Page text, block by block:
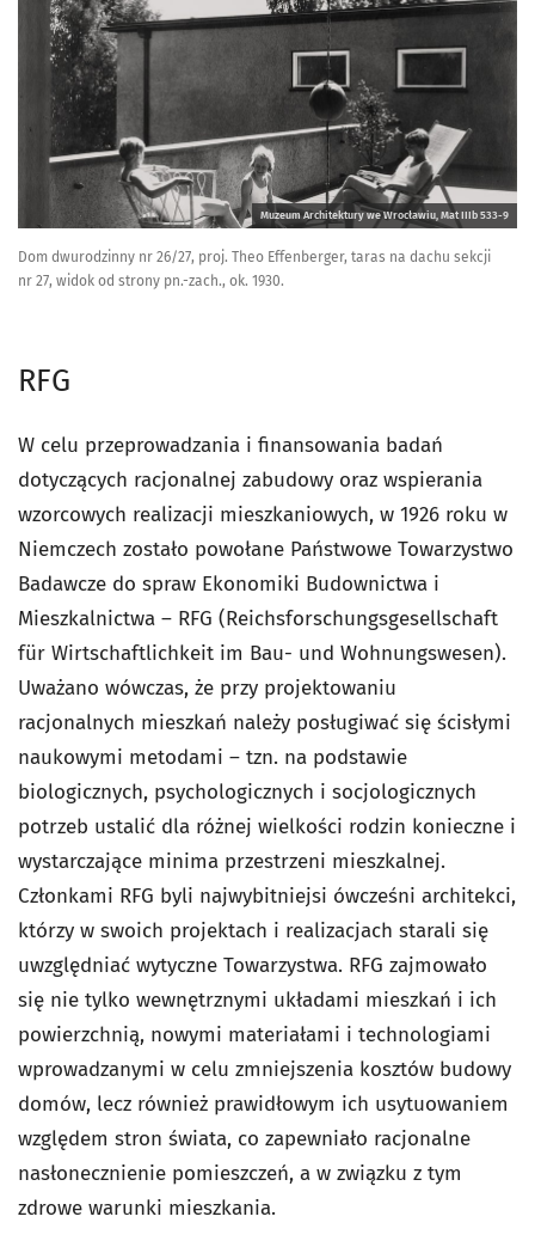
Muzeum Architektury we Wrocławiu, Mat IIIb 533-9
Dom dwurodzinny nr 26/27, proj. Theo Effenberger, taras na dachu sekcji
nr 27, widok od strony pn.-zach., ok. 1930.
RFG
W celu przeprowadzania i finansowania badań
dotyczących racjonalnej zabudowy oraz wspierania
wzorcowych realizacji mieszkaniowych, w 1926 roku w
Niemczech zostało powołane Państwowe Towarzystwo
Badawcze do spraw Ekonomiki Budownictwa i
Mieszkalnictwa – RFG (Reichsforschungsgesellschaft
für Wirtschaftlichkeit im Bau- und Wohnungswesen).
Uważano wówczas, że przy projektowaniu
racjonalnych mieszkań należy posługiwać się ścisłymi
naukowymi metodami – tzn. na podstawie
biologicznych, psychologicznych i socjologicznych
potrzeb ustalić dla różnej wielkości rodzin konieczne i
wystarczające minima przestrzeni mieszkalnej.
Członkami RFG byli najwybitniejsi ówcześni architekci,
którzy w swoich projektach i realizacjach starali się
uwzględniać wytyczne Towarzystwa. RFG zajmowało
się nie tylko wewnętrznymi układami mieszkań i ich
powierzchnią, nowymi materiałami i technologiami
wprowadzanymi w celu zmniejszenia kosztów budowy
domów, lecz również prawidłowym ich usytuowaniem
względem stron świata, co zapewniało racjonalne
nasłonecznienie pomieszczeń, a w związku z tym
zdrowe warunki mieszkania.